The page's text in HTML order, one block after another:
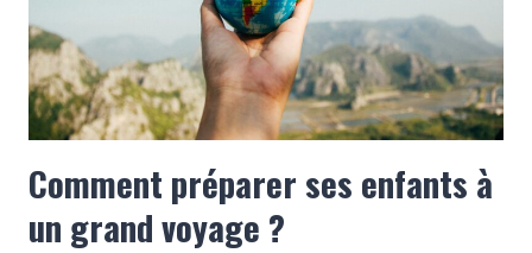
Comment préparer ses enfants à
un grand voyage ?